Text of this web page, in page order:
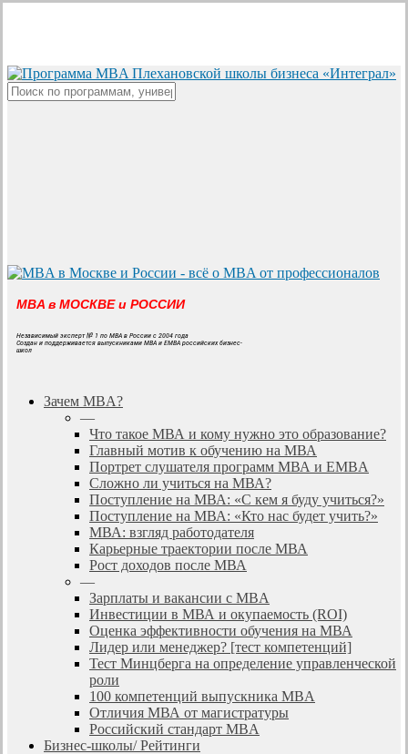
content
MBA в МОСКВЕ и РОССИИ
Независимый эксперт № 1 по MBA в России с 2004 года
Создан и поддерживается выпускниками MBA и EMBA российских бизнес-
школ
search
Menu
Зачем MBA?
—
Что такое МВА и кому нужно это образование?
Главный мотив к обучению на МВА
Портрет слушателя программ МВА и EMBA
Сложно ли учиться на МВА?
Поступление на МВА: «С кем я буду учиться?»
Поступление на МВА: «Кто нас будет учить?»
МВА: взгляд работодателя
Карьерные траектории после МВА
Рост доходов после МВА
—
Зарплаты и вакансии с MBA
Инвестиции в МВА и окупаемость (ROI)
Оценка эффективности обучения на МВА
Лидер или менеджер? [тест компетенций]
Тест Минцберга на определение управленческой
роли
100 компетенций выпускника MBA
Отличия МВА от магистратуры
Российский стандарт MBA
Бизнес-школы/ Рейтинги